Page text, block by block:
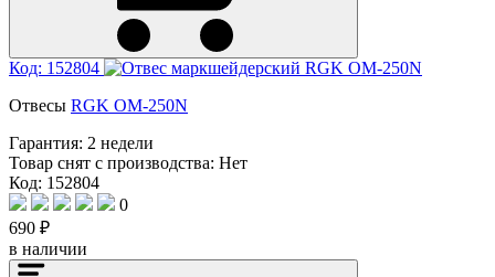
Код: 152804
Отвесы RGK OM-250N
Гарантия: 2 недели
Товар снят с производства: Нет
Код: 152804
0
690 ₽
в наличии